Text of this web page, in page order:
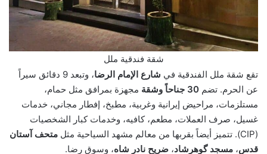
شقة فندقية ملل
تقع شقة ملل الفندقية في شارع الإمام الرضا
، وتبعد 9 دقائق سيراً
عن الحرم. تضم 30 جناحاً وشقة
مجهزة بمرافق مثل حمام،
مستلزمات، مراحيض إيرانية وغربية، مطبخ، إفطار مجاني، خدمات
غسيل، صرف العملات، مطعم، كافيه، وخدمات كبار الشخصيات
(CIP). تتميز أيضاً بقربها من معالم مشهد السياحية مثل
متحف آستان
قدس، مسجد گوهرشاد، ضريح نادر شاه، وسوق رضا.